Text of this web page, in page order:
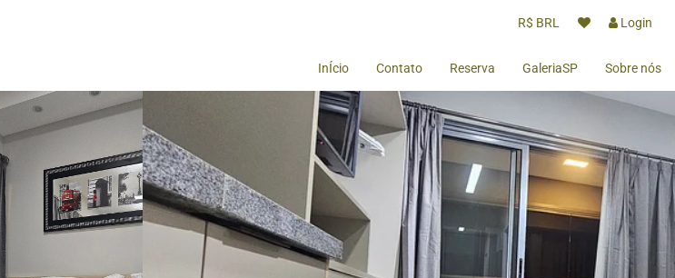
R$ BRL Login
InÍcio Contato Reserva GaleriaSP Sobre nós